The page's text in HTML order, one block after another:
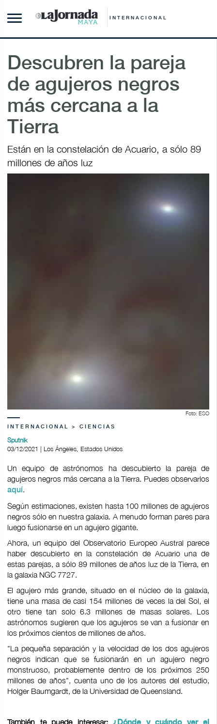
INTERNACIONAL
Descubren la pareja
de agujeros negros
más cercana a la
Tierra
Están en la constelación de Acuario, a sólo 89
millones de años luz
Foto: ESO
INTERNACIONAL > CIENCIAS
Sputnik
03/12/2021 | Los Ángeles, Estados Unidos
Un equipo de astrónomos ha descubierto la pareja de
agujeros negros más cercana a la Tierra. Puedes observarlos
aquí.
Según estimaciones, existen hasta 100 millones de agujeros
negros sólo en nuestra galaxia. A menudo forman pares para
luego fusionarse en un agujero gigante.
Ahora, un equipo del Observatorio Europeo Austral parece
haber descubierto en la constelación de Acuario una de
estas parejas, a sólo 89 millones de años luz de la Tierra, en
la galaxia NGC 7727.
El agujero más grande, situado en el núcleo de la galaxia,
tiene una masa de casi 154 millones de veces la del Sol, el
otro tiene tan solo 6.3 millones de masas solares. Los
astrónomos sugieren que los agujeros se van a fusionar en
los próximos cientos de millones de años.
"La pequeña separación y la velocidad de los dos agujeros
negros indican que se fusionarán en un agujero negro
monstruoso, probablemente dentro de los próximos 250
millones de años", cuenta uno de los autores del estudio,
Holger Baumgardt, de la Universidad de Queensland.
También te puede interesar: